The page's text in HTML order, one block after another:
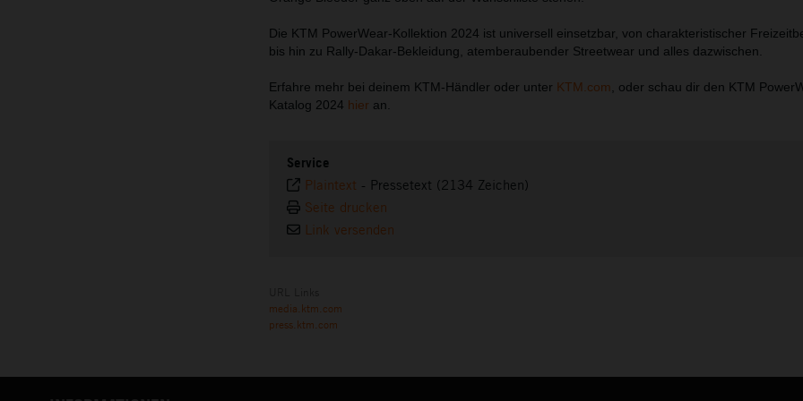
Die KTM PowerWear-Kollektion 2024 ist universell einsetzbar, von charakteristischer
bis hin zu Rally-Dakar-Bekleidung, atemberaubender Streetwear und alles dazwischen.
Erfahre mehr bei deinem KTM-Händler oder unter KTM.com, oder schau dir den KTM
Katalog 2024 hier an.
Service
Plaintext - Pressetext (2134 Zeichen)
Seite drucken
Link versenden
media.ktm.com
press.ktm.com